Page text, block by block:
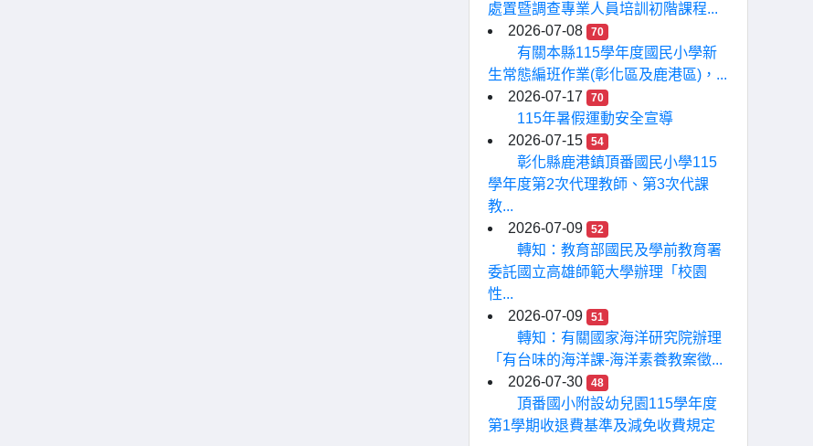
處置暨調查專業人員培訓初階課程...
2026-07-08
70
有關本縣115學年度國民小學新
生常態編班作業(彰化區及鹿港區)，...
2026-07-17
70
115年暑假運動安全宣導
2026-07-15
54
彰化縣鹿港鎮頂番國民小學115
學年度第2次代理教師、第3次代課
教...
2026-07-09
52
轉知：教育部國民及學前教育署
委託國立高雄師範大學辦理「校園
性...
2026-07-09
51
轉知：有關國家海洋研究院辦理
「有台味的海洋課-海洋素養教案徵...
2026-07-30
48
頂番國小附設幼兒園115學年度
第1學期收退費基準及減免收費規定